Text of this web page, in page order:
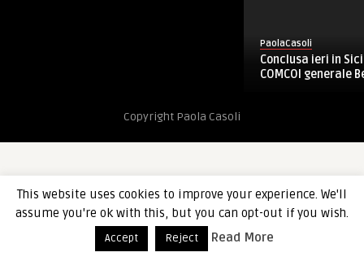
PaolaCasoli
Conclusa ieri in
COMCOI generale
Copyright Paola Casoli
This website uses cookies to improve your experience. We'll
assume you're ok with this, but you can opt-out if you wish.
Accept Reject Read More